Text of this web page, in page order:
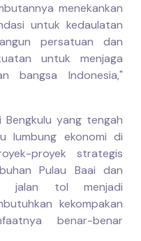
menekankan
untuk kedaulatan
persatuan dan
untuk menjaga
bangsa Indonesia,"
yang tengah
lumbung ekonomi di
proyek strategis
Pulau Baai dan
jalan tol menjadi
kekompakan
benar-benar